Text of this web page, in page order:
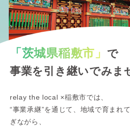
「茨城県稲敷市」 で
事業を引き継いでみま
relay the local ×稲敷市では、
“事業承継”を通じて、地域で育まれ
ぎながら、